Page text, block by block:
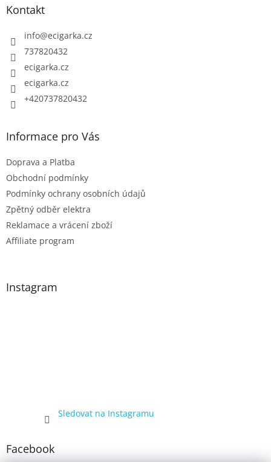
Kontakt
info@ecigarka.cz
737820432
ecigarka.cz
ecigarka.cz
+420737820432
Informace pro Vás
Doprava a Platba
Obchodní podmínky
Podmínky ochrany osobních údajů
Zpětný odběr elektra
Reklamace a vrácení zboží
Affiliate program
Instagram
Sledovat na Instagramu
Facebook